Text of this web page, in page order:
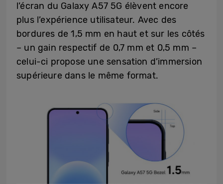
l’écran du Galaxy A57 5G élèvent encore
plus l’expérience utilisateur. Avec des
bordures de 1,5 mm en haut et sur les côtés
– un gain respectif de 0,7 mm et 0,5 mm –
celui-ci propose une sensation d’immersion
supérieure dans le même format.